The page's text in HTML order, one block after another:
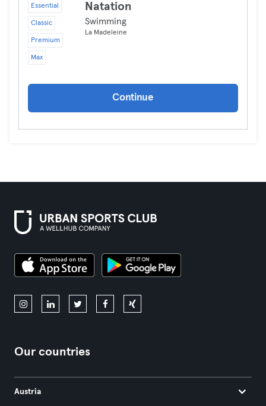
Essential
Classic
Premium
Max
Natation
Swimming
La Madeleine
Continue
Our countries
Austria